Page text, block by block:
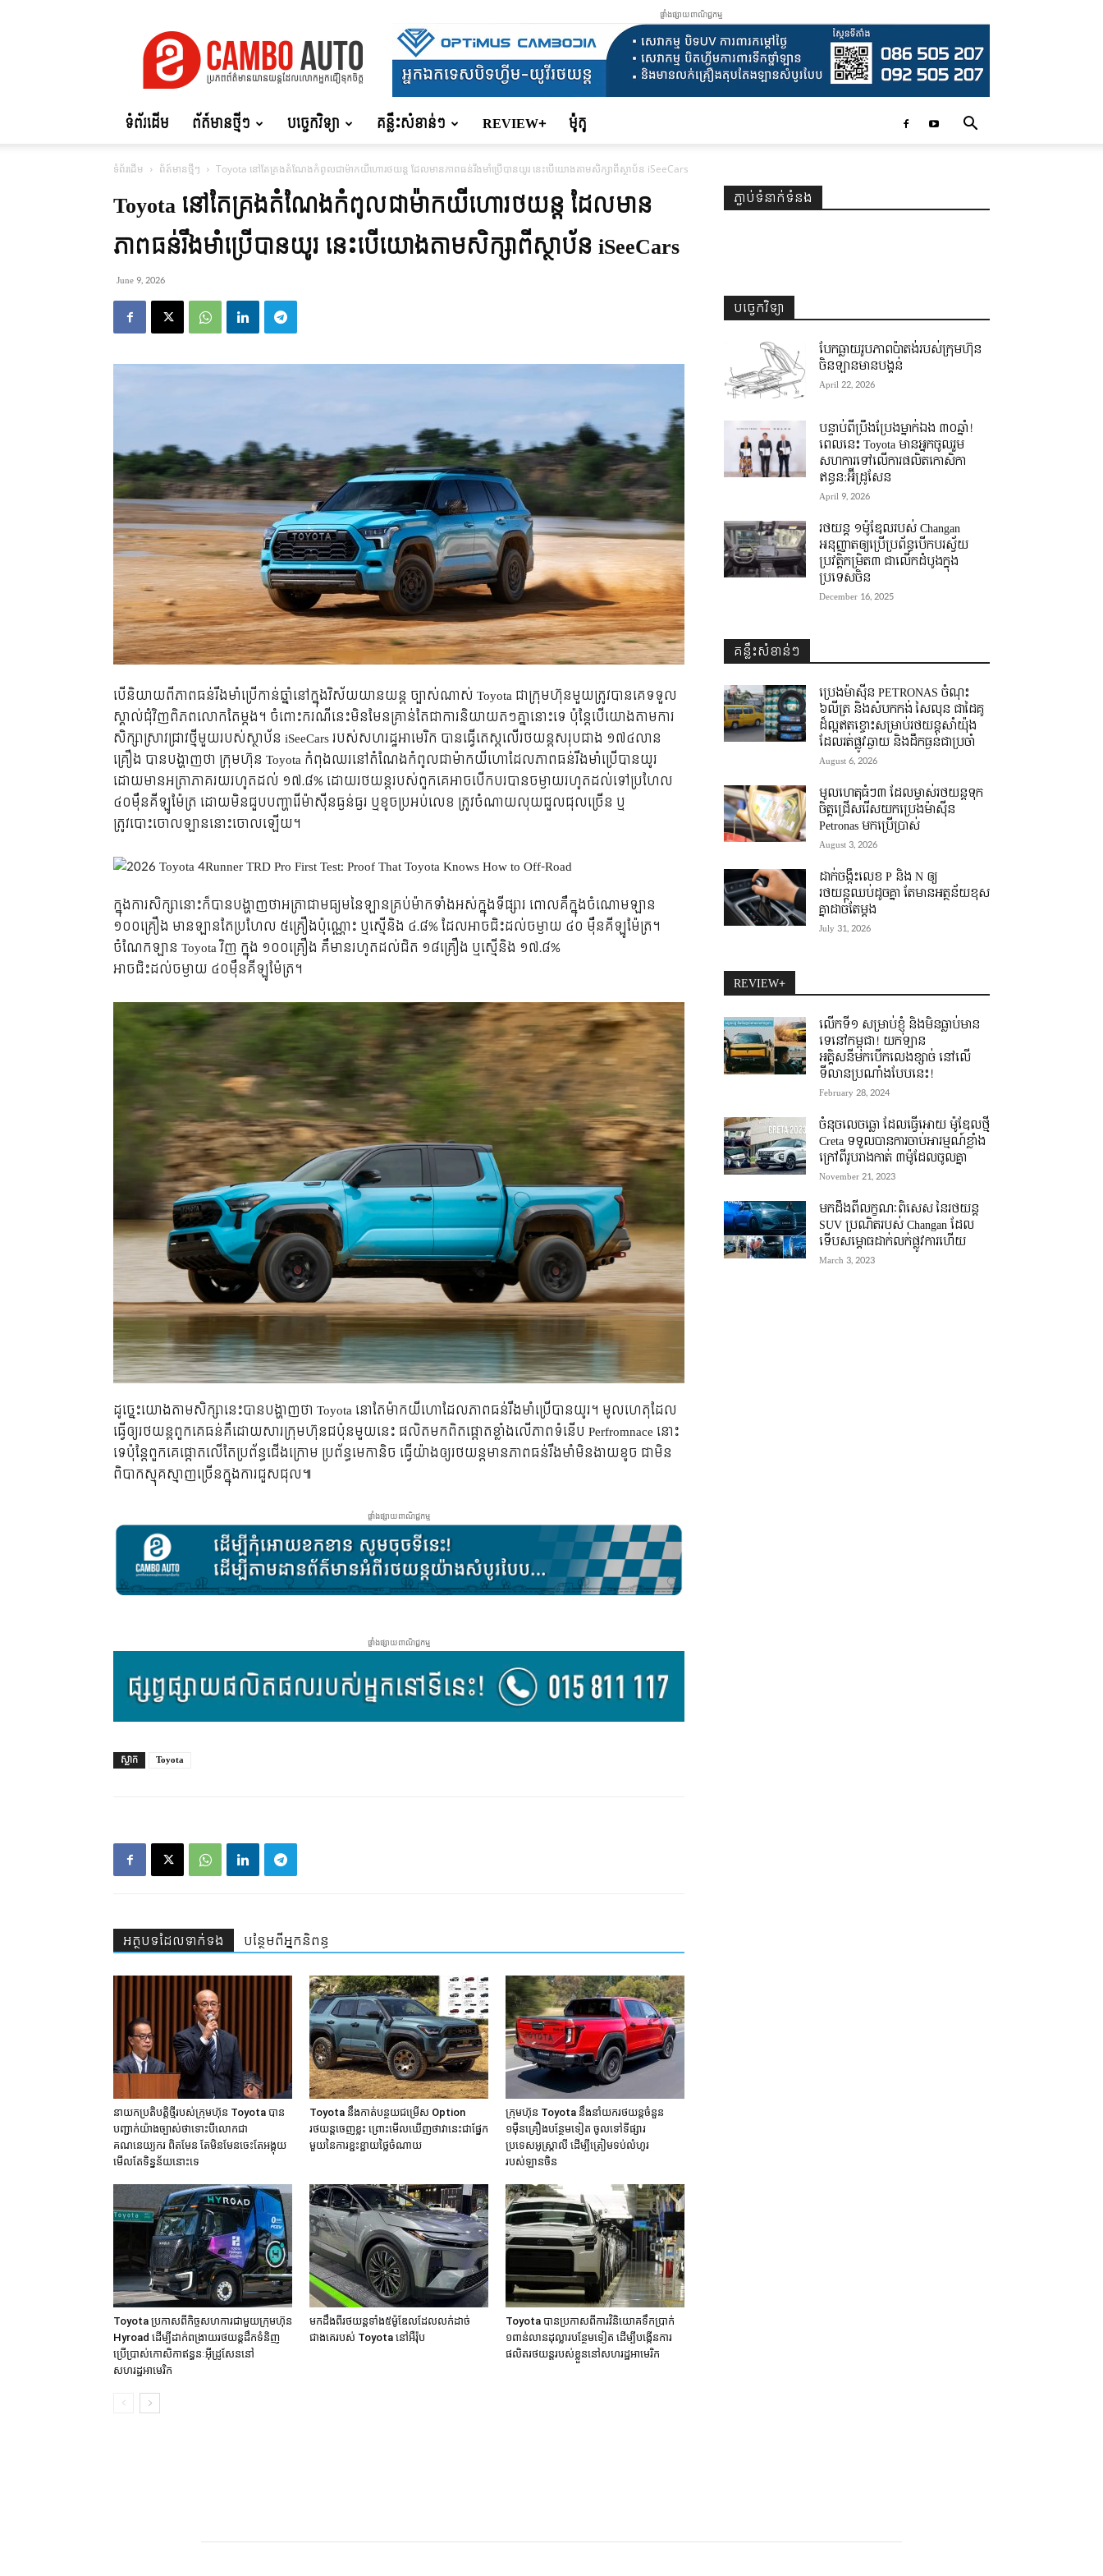
Auto
ផ្ទាំងផ្សាយពាណិជ្ជកម្ម
ទំព័រដើម ព័ត៍មានថ្មីៗ បច្ចេកវិទ្យា គន្លឹះសំខាន់ៗ REVIEW+ ម៉ូតូ
ទំព័រដើម ព័ត៍មានថ្មីៗ Toyota នៅតែគ្រងតំណែងកំពូលជាម៉ាកយីហោរថយន្ដ ដែលមានភាពធន់រឹងមាំប្រើបានយូរ នេះបើយោងតាមសិក្សាពីស្ថាប័ន iSeeCars
Toyota នៅតែគ្រងតំណែងកំពូលជាម៉ាកយីហោរថយន្ដ ដែលមាន
ភាពធន់រឹងមាំប្រើបានយូរ នេះបើយោងតាមសិក្សាពីស្ថាប័ន iSeeCars
June 9, 2026
បើនិយាយពីភាពធន់រឹងមាំប្រើកាន់ឆ្នាំនៅក្នុងវិស័យយានយន្ដ ច្បាស់ណាស់ Toyota ជាក្រុមហ៊ុនមួយត្រូវបានគេទទួល
ស្គាល់ជុំវិញពិភពលោកតែម្ដង។ ចំពោះករណីនេះមិនមែនគ្រាន់តែជាការនិយាយតៗគ្នានោះទេ ប៉ុន្តែបើយោងតាមការ
សិក្សាស្រាវជ្រាវថ្មីមួយរបស់ស្ថាប័ន iSeeCars របស់សហរដ្ឋអាមេរិក បានធ្វើតេស្ដលើរថយន្តសរុបជាង ១៧៤លាន
គ្រឿង បានបង្ហាញថា ក្រុមហ៊ុន Toyota កំពុងឈរនៅតំណែងកំពូលជាម៉ាកយីហោដែលភាពធន់រឹងមាំប្រើបានយូរ
ដោយមានអត្រាភាគរយរហូតដល់ ១៧.៨% ដោយរថយន្តរបស់ពួកគេអាចបើកបរបានចម្ងាយរហូតដល់ទៅប្រហែល
៤០ម៉ឺនគីឡូម៉ែត្រ ដោយមិនជួបបញ្ហារើម៉ាស៊ីនធ្ងន់ធ្ងរ ឬខូចប្រអប់លេខ ត្រូវចំណាយលុយជួុលជុលច្រើន ឬ
ត្រូវបោះចោលឡាននោះចោលឡើយ។
ក្នុងការសិក្សានោះក៏បានបង្ហាញថាអត្រាជាមធ្យមនៃឡានគ្រប់ម៉ាកទាំងអស់ក្នុងទីផ្សារ ពោលគឺក្នុងចំណោមឡាន
១០០គ្រឿង មានឡានតែប្រហែល ៥គ្រឿងប៉ុណ្ណោះ ឬស្មើនិង ៤.៨% ដែលអាចជិះដល់ចម្ងាយ ៤០ ម៉ឺនគីឡូម៉ែត្រ។
ចំណែកឡាន Toyota វិញ ក្នុង ១០០គ្រឿង គឺមានរហូតដល់ជិត ១៨គ្រឿង ឬស្មើនិង ១៧.៨%
អាចជិះដល់ចម្ងាយ ៤០ម៉ឺនគីឡូម៉ែត្រ។
ដូច្នេះយោងតាមសិក្សានេះបានបង្ហាញថា Toyota នោតែម៉ាកយីហោដែលភាពធន់រឹងមាំប្រើបានយូរ។ មូលហេតុដែល
ធ្វើឲ្យរថយន្ដពួកគេធន់គឺដោយសារក្រុមហ៊ុនជប៉ុនមួយនេះ ផលិតមកពិតផ្ដោតខ្លាំងលើភាពទំនើប Perfromnace នោះ
ទេប៉ុន្តែពួកគេផ្ដោតលើតែប្រព័ន្ធជើងក្រោម ប្រព័ន្ធមេកានិច ធ្វើយ៉ាងឲ្យរថយន្ដមានភាពធន់រឹងមាំមិនងាយខូច ជាមិន
ពិបាកស្មុគស្មាញច្រើនក្នុងការជួសជុល៕
ផ្ទាំងផ្សាយពាណិជ្ជកម្ម
ផ្ទាំងផ្សាយពាណិជ្ជកម្ម
ស្លាក Toyota
អត្ថបទ​ដែល​ទាក់ទង បន្ថែម​ពី​អ្នកនិពន្ធ
នាយកប្រតិបត្តិថ្មីរបស់ក្រុមហ៊ុន Toyota បាន
បញ្ជាក់យ៉ាងច្បាស់ថាទោះបីលោកជា
គណនេយ្យករ ពិតមែន តែមិនមែនចេះតែអង្គុយ
មើលតែទិន្នន័យនោះទេ
Toyota នឹងកាត់បន្ថយជម្រើស Option
រថយន្ដចេញខ្លះ ព្រោះមើលឃើញថាវានេះជាផ្នែក
មួយនៃការខ្ជះខ្ជាយថ្លៃចំណាយ
ក្រុមហ៊ុន Toyota នឹងនាំយករថយន្តចំនួន
១មុឺនគ្រឿងបន្ថែមទៀត ចូលទៅទីផ្សារ
ប្រទេសអូស្ត្រាលី ដើម្បីត្រៀមទប់លំហូរ
របស់ឡានចិន
Toyota ប្រកាសពីកិច្ចសហការជាមួយក្រុមហ៊ុន
Hyroad ដើម្បីដាក់ពង្រាយរថយន្តដឹកទំនិញ
ប្រើប្រាស់កោសិកាឥន្ធនៈអុីដ្រូសែននៅ
សហរដ្ឋអាមេរិក
មកដឹងពីរថយន្តទាំង៥ម៉ូឌែលដែលលក់ដាច់
ជាងគេរបស់ Toyota នៅអឺរ៉ុប
Toyota បានប្រកាសពីការវិនិយោគទឹកប្រាក់
១ពាន់លានដុល្លារបន្ថែមទៀត ដើម្បីបង្កើនការ
ផលិតរថយន្ដរបស់ខ្លួននៅសហរដ្ឋអាមេរិក
ភ្ជាប់ទំនាក់ទំនង
បច្ចេកវិទ្យា
បែកធ្លាយរូបភាពប៉ាតង់របស់ក្រុមហ៊ុន
ចិនឡានមានបង្គន់
April 22, 2026
បន្ទាប់ពីប្រឹងប្រែងម្នាក់ឯង ៣០ឆ្នាំ! ​
ពេលនេះ Toyota មានអ្នកចូលរួម
សហការទៅលើការផលិតកោសិកា
ឥន្ធន:អ៊ីដ្រូសែន
April 9, 2026
រថយន្ត ១ម៉ូឌែលរបស់ Changan
អនុញ្ញាតឲ្យប្រើប្រព័ន្ធបើកបរស្វ័យ
ប្រវត្តិកម្រិត៣ ជាលើកដំបូងក្នុង
ប្រទេសចិន
December 16, 2025
គន្លឹះសំខាន់ៗ
ប្រេងម៉ាស៊ីន PETRONAS ចំណុះ
៦លីត្រ និងសំបកកង់ សៃលុន ជាដៃគូ
ដ៏ល្អឥតខ្ចោះសម្រាប់រថយន្តសាំយ៉ុង
ដែលរត់ផ្លូវឆ្ងាយ និងដឹកធ្ងន់ជាប្រចាំ
August 6, 2026
មូលហេតុធំៗ៣ ដែលម្ចាស់រថយន្តទុក
ចិត្តជ្រើសរើសយកប្រេងម៉ាស៊ីន
Petronas មកប្រើប្រាស់
August 3, 2026
ដាក់ចង្កឹះលេខ P និង N ឲ្យ
រថយន្តឈប់ដូចគ្នា តែមានអត្ថន័យខុស
គ្នាដាច់តែម្តង
July 31, 2026
REVIEW+
លើកទី១ សម្រាប់ខ្ញុំ និងមិនធ្លាប់មាន
ទេនៅកម្ពុជា! យកឡាន
អគ្គិសនីមកបើកលេងខ្សាច់ នៅលើ
ទីលានប្រណាំងបែបនេះ!
February 28, 2024
ចំនុចលេចធ្លោ ដែលធ្វើអោយ ម៉ូឌែលថ្មី
Creta ទទួលបានការចាប់អារម្មណ៍ខ្លាំង
ក្រៅពីរូបរាងកាត់ ៣ម៉ូដែលចូលគ្នា
November 21, 2023
មកដឹងពីលក្ខណៈពិសេស នៃរថយន្ត
SUV ប្រណិតរបស់ Changan ដែល
ទើបសម្ភោធដាក់លក់ផ្លូវការហើយ
March 3, 2023